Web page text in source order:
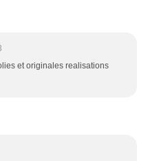
et originales realisations